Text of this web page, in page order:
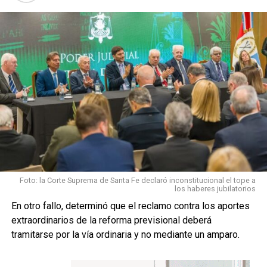
y 20 de junio?
NO TE PIERDAS
No hay sanciones a quienes no votaron en las Primarias
Cómo se distribuirá la multa
Del monto total acordado:
$7.034.684serán destinados alHospital
Foto: la Corte Suprema de Santa Fe declaró inconstitucional el tope a
los haberes jubilatorios
En otro fallo, determinó que el reclamo contra los aportes
extraordinarios de la reforma previsional deberá
tramitarse por la vía ordinaria y no mediante un amparo.